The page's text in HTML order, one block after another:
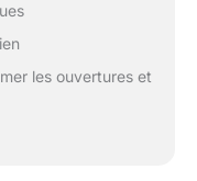
les ouvertures et